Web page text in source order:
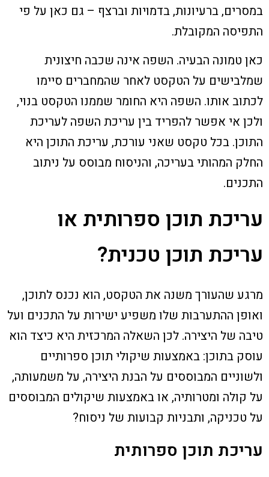
במסרים, ברעיונות, בדמויות וברצף – גם כאן על פי
התפיסה המקובלת.
כאן טמונה הבעיה. השפה אינה שכבה חיצונית
שמלבישים על הטקסט לאחר שהמחברים סיימו
לכתוב אותו. השפה היא החומר שממנו הטקסט בנוי,
ולכן אי אפשר להפריד בין עריכת השפה לעריכת
התוכן. בכל טקסט שאני עורכת, עריכת התוכן היא
החלק המהותי בעריכה, והניסוח מבוסס על ניתוב
התכנים.
עריכת תוכן ספרותית או
עריכת תוכן טכנית?
מרגע שהעורך משנה את הטקסט, הוא נכנס לתוכן,
ואופן ההתערבות שלו משפיע ישירות על התכנים ועל
טיבה של היצירה. לכן השאלה המרכזית היא כיצד הוא
עוסק בתוכן: באמצעות שיקולי תוכן ספרותיים
ולשוניים המבוססים על הבנת היצירה, על משמעותה,
על קולה ומטרותיה, או באמצעות שיקולים המבוססים
על טכניקה, ותבניות קבועות של ניסוח?
עריכת תוכן ספרותית